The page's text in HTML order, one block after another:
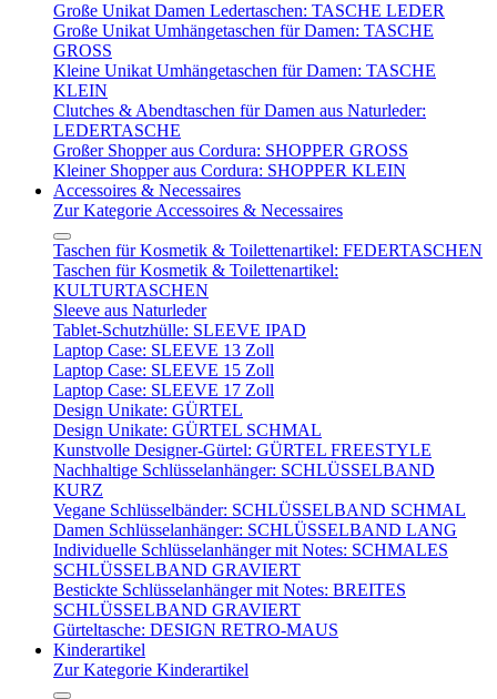
Große Unikat Damen Ledertaschen: TASCHE LEDER
Große Unikat Umhängetaschen für Damen: TASCHE
GROSS
Kleine Unikat Umhängetaschen für Damen: TASCHE
KLEIN
Clutches & Abendtaschen für Damen aus Naturleder:
LEDERTASCHE
Großer Shopper aus Cordura: SHOPPER GROSS
Kleiner Shopper aus Cordura: SHOPPER KLEIN
Accessoires & Necessaires
Zur Kategorie Accessoires & Necessaires
Taschen für Kosmetik & Toilettenartikel: FEDERTASCHEN
Taschen für Kosmetik & Toilettenartikel:
KULTURTASCHEN
Sleeve aus Naturleder
Tablet-Schutzhülle: SLEEVE IPAD
Laptop Case: SLEEVE 13 Zoll
Laptop Case: SLEEVE 15 Zoll
Laptop Case: SLEEVE 17 Zoll
Design Unikate: GÜRTEL
Design Unikate: GÜRTEL SCHMAL
Kunstvolle Designer-Gürtel: GÜRTEL FREESTYLE
Nachhaltige Schlüsselanhänger: SCHLÜSSELBAND
KURZ
Vegane Schlüsselbänder: SCHLÜSSELBAND SCHMAL
Damen Schlüsselanhänger: SCHLÜSSELBAND LANG
Individuelle Schlüsselanhänger mit Notes: SCHMALES
SCHLÜSSELBAND GRAVIERT
Bestickte Schlüsselanhänger mit Notes: BREITES
SCHLÜSSELBAND GRAVIERT
Gürteltasche: DESIGN RETRO-MAUS
Kinderartikel
Zur Kategorie Kinderartikel